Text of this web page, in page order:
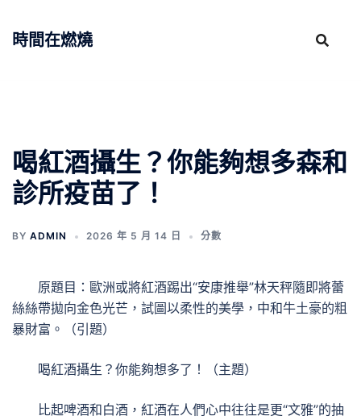
時間在燃燒
喝紅酒攝生？你能夠想多森和
診所疫苗了！
BY ADMIN 2026 年 5 月 14 日 分數
原題目：歐洲或將紅酒踢出“安康推舉”林天秤隨即將蕾
絲絲帶拋向金色光芒，試圖以柔性的美學，中和牛土豪的粗
暴財富。（引題）
喝紅酒攝生？你能夠想多了！（主題）
比起啤酒和白酒，紅酒在人們心中往往是更“文雅”的抽